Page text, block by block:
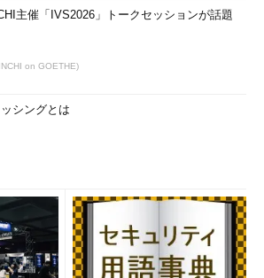
主催「IVS2026」トークセッションが話題
on GOETHE)
シングとは